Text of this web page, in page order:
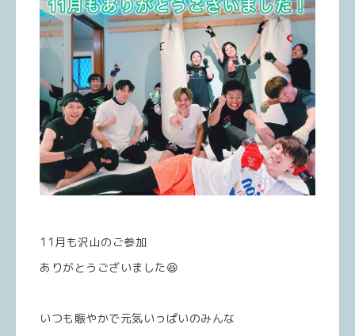
11月も沢山のご参加
ありがとうございました😆
いつも賑やかで元気いっぱいのみんな